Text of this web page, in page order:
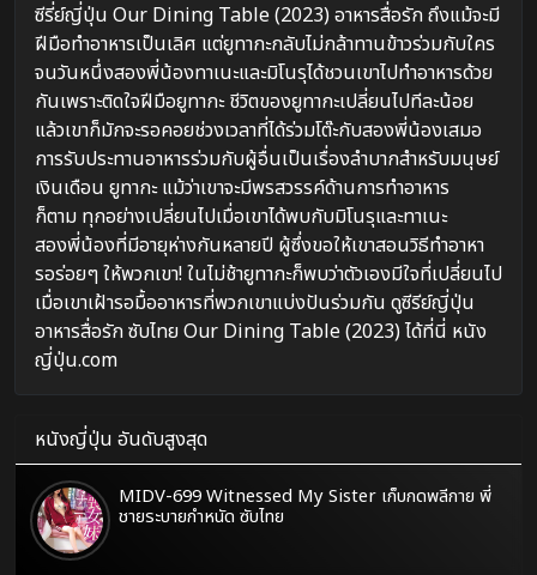
ซีรี่ย์ญี่ปุ่น Our Dining Table (2023) อาหารสื่อรัก ถึงแม้จะมี
ฝีมือทำอาหารเป็นเลิศ แต่ยูทากะกลับไม่กล้าทานข้าวร่วมกับใคร
จนวันหนึ่งสองพี่น้องทาเนะและมิโนรุได้ชวนเขาไปทำอาหารด้วย
กันเพราะติดใจฝีมือยูทากะ ชีวิตของยูทากะเปลี่ยนไปทีละน้อย
แล้วเขาก็มักจะรอคอยช่วงเวลาที่ได้ร่วมโต๊ะกับสองพี่น้องเสมอ
การรับประทานอาหารร่วมกับผู้อื่นเป็นเรื่องลำบากสำหรับมนุษย์
เงินเดือน ยูทากะ แม้ว่าเขาจะมีพรสวรรค์ด้านการทำอาหาร
ก็ตาม ทุกอย่างเปลี่ยนไปเมื่อเขาได้พบกับมิโนรุและทาเนะ
สองพี่น้องที่มีอายุห่างกันหลายปี ผู้ซึ่งขอให้เขาสอนวิธีทำอาหา
รอร่อยๆ ให้พวกเขา! ในไม่ช้ายูทากะก็พบว่าตัวเองมีใจที่เปลี่ยนไป
เมื่อเขาเฝ้ารอมื้ออาหารที่พวกเขาแบ่งปันร่วมกัน ดูซีรีย์ญี่ปุ่น
อาหารสื่อรัก ซับไทย Our Dining Table (2023) ได้ที่นี่ หนัง
ญี่ปุ่น.com
หนังญี่ปุ่น อันดับสูงสุด
MIDV-699 Witnessed My Sister เก็บกดพลีกาย พี่
ชายระบายกำหนัด ซับไทย